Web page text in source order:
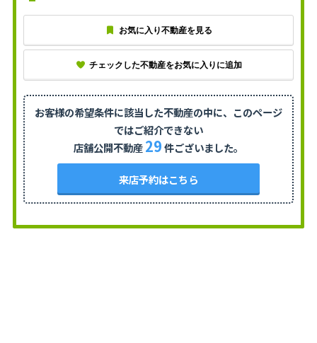
お気に入り不動産を見る
チェックした不動産をお気に入りに追加
お客様の希望条件に該当した不動産の中に、 このページ
ではご紹介できない
店舗公開不動産29件ございました。
来店予約はこちら